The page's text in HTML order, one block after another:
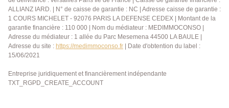
ALLIANZ IARD. | N° de caisse de garantie : NC | Adresse caisse de garantie :
1 COURS MICHELET - 92076 PARIS LA DEFENSE CEDEX | Montant de la
garantie financière : 110 000 | Nom du médiateur : MEDIMMOCONSO |
Adresse du médiateur : 1 allée du Parc Mesemena 44500 LA BAULE |
Adresse du site : https://medimmoconso.fr | Date d'obtention du label :
15/06/2021
Entreprise juridiquement et financièrement indépendante
TXT_RGPD_CREATE_ACCOUNT